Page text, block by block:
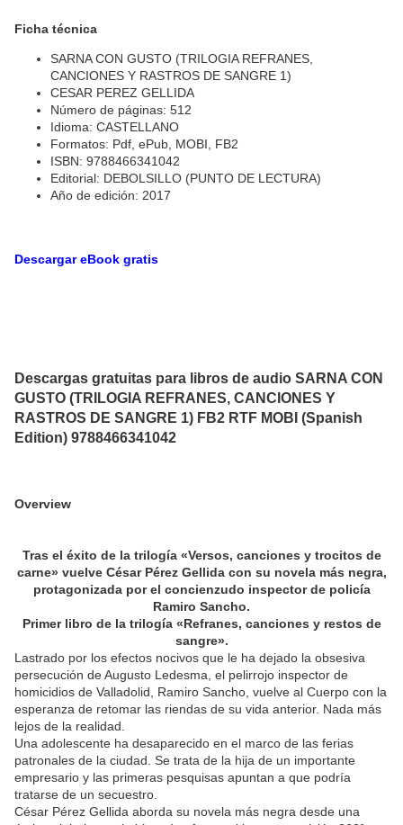
Ficha técnica
SARNA CON GUSTO (TRILOGIA REFRANES,
CANCIONES Y RASTROS DE SANGRE 1)
CESAR PEREZ GELLIDA
Número de páginas: 512
Idioma: CASTELLANO
Formatos: Pdf, ePub, MOBI, FB2
ISBN: 9788466341042
Editorial: DEBOLSILLO (PUNTO DE LECTURA)
Año de edición: 2017
Descargar eBook gratis
Descargas gratuitas para libros de audio SARNA CON
GUSTO (TRILOGIA REFRANES, CANCIONES Y
RASTROS DE SANGRE 1) FB2 RTF MOBI (Spanish
Edition) 9788466341042
Overview
Tras el éxito de la trilogía «Versos, canciones y trocitos de
carne» vuelve César Pérez Gellida con su novela más negra,
protagonizada por el concienzudo inspector de policía
Ramiro Sancho.
Primer libro de la trilogía «Refranes, canciones y restos de
sangre».
Lastrado por los efectos nocivos que le ha dejado la obsesiva
persecución de Augusto Ledesma, el pelirrojo inspector de
homicidios de Valladolid, Ramiro Sancho, vuelve al Cuerpo con la
esperanza de retomar las riendas de su vida anterior. Nada más
lejos de la realidad.
Una adolescente ha desaparecido en el marco de las ferias
patronales de la ciudad. Se trata de la hija de un importante
empresario y las primeras pesquisas apuntan a que podría
tratarse de un secuestro.
César Pérez Gellida aborda su novela más negra desde una